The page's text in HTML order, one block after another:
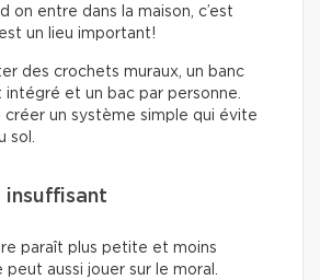
on entre dans la maison, c’est
un lieu important!
des crochets muraux, un banc
intégré et un bac par personne.
créer un système simple qui évite
sol.
insuffisant
paraît plus petite et moins
peut aussi jouer sur le moral.